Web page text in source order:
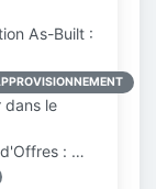
As-Built :
dans le
: …